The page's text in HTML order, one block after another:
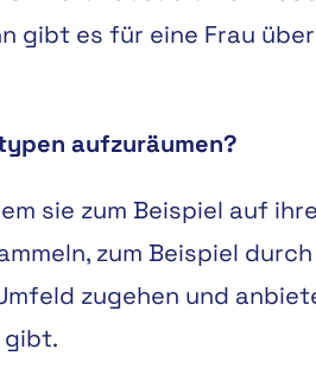
gibt es für eine Frau
aufzuräumen?
sie zum Beispiel auf
zum Beispiel
zugehen und
gibt.